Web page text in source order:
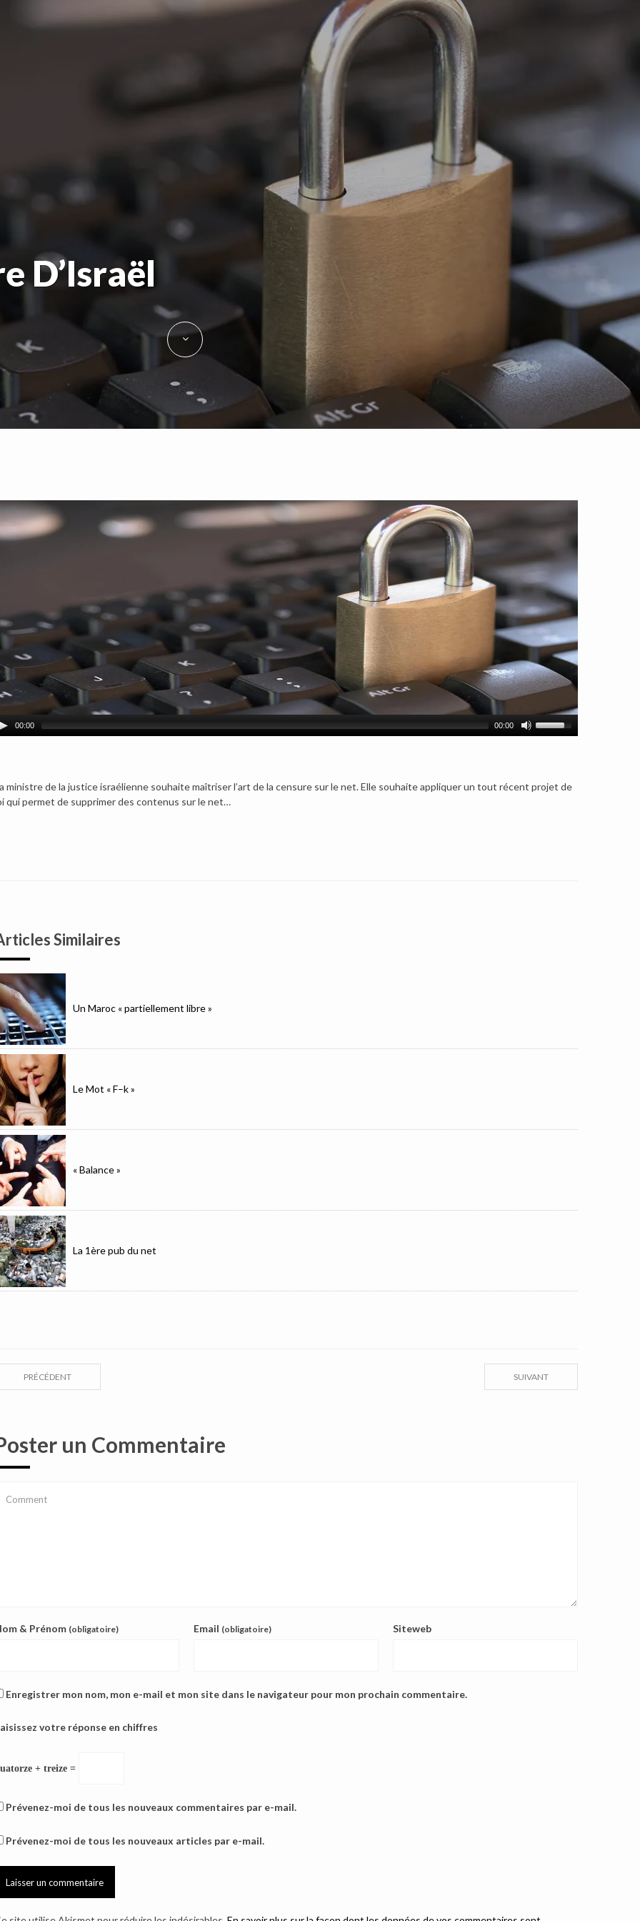
D’Israël
00:00 00:00
ministre de la justice israélienne souhaite maîtriser l’art de la censure sur le net. Elle souhaite appliquer un tout récent projet de
qui permet de supprimer des contenus sur le net…
Similaires
Un Maroc « partiellement libre »
Le Mot « F–k »
« Balance »
La 1ère pub du net
SUIVANT
PRÉCÉDENT
un Commentaire
& Prénom (obligatoire) Email (obligatoire) Siteweb
Enregistrer mon nom, mon e-mail et mon site dans le navigateur pour mon prochain commentaire.
votre réponse en chiffres
+ treize =
Prévenez-moi de tous les nouveaux commentaires par e-mail.
Prévenez-moi de tous les nouveaux articles par e-mail.